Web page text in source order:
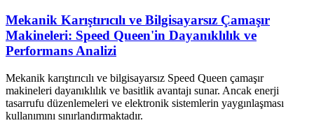
Mekanik Karıştırıcılı ve Bilgisayarsız Çamaşır
Makineleri: Speed Queen'in Dayanıklılık ve
Performans Analizi
Mekanik karıştırıcılı ve bilgisayarsız Speed Queen çamaşır
makineleri dayanıklılık ve basitlik avantajı sunar. Ancak enerji
tasarrufu düzenlemeleri ve elektronik sistemlerin yaygınlaşması
kullanımını sınırlandırmaktadır.